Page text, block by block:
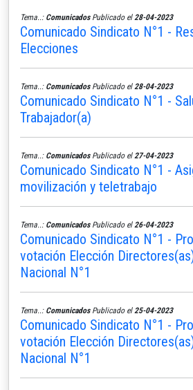
Tema..: ComunicadosPublicado el 28-04-2023
Comunicado Sindicato N°1 -
Elecciones
Tema..: ComunicadosPublicado el 28-04-2023
Comunicado Sindicato N°1 -
Trabajador(a)
Tema..: ComunicadosPublicado el 27-04-2023
Comunicado Sindicato N°1 -
movilización y teletrabajo
Tema..: ComunicadosPublicado el 26-04-2023
Comunicado Sindicato N°1 -
votación Elección
Nacional N°1
Tema..: ComunicadosPublicado el 25-04-2023
Comunicado Sindicato N°1 -
votación Elección
Nacional N°1